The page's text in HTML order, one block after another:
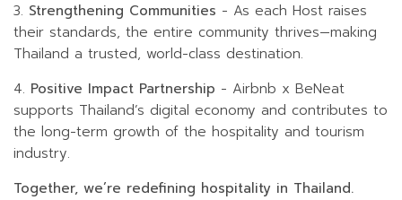
3. Strengthening Communities - As each Host raises
their standards, the entire community thrives—making
Thailand a trusted, world-class destination.
4. Positive Impact Partnership - Airbnb x BeNeat
supports Thailand’s digital economy and contributes to
the long-term growth of the hospitality and tourism
industry.
Together, we’re redefining hospitality in Thailand.